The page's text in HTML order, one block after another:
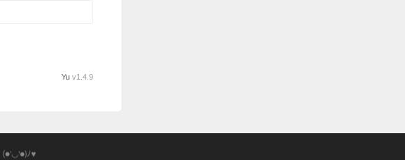
(●'◡'●)ﾉ♥